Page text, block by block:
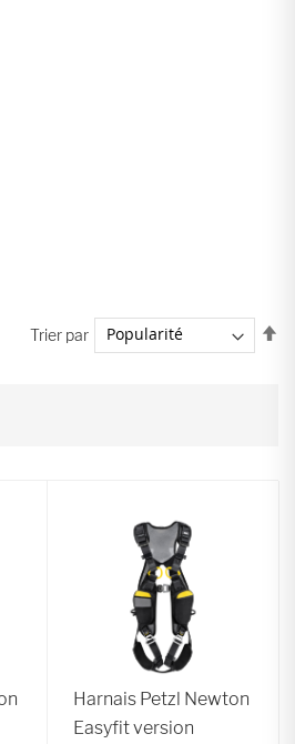
Trier par
Harnais Petzl Newton
Easyfit version